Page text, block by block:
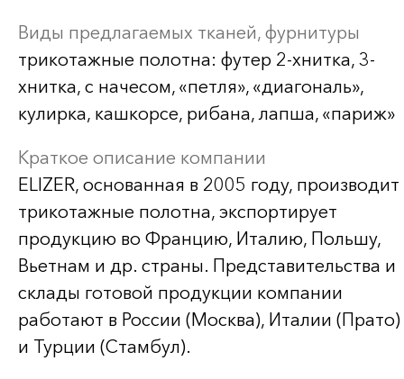
Виды предлагаемых тканей, фурнитуры
трикотажные полотна: футер 2-хнитка, 3-
хнитка, с начесом, «петля», «диагональ»,
кулирка, кашкорсе, рибана, лапша, «париж»
Краткое описание компании
ELIZER, основанная в 2005 году, производит
трикотажные полотна, экспортирует
продукцию во Францию, Италию, Польшу,
Вьетнам и др. страны. Представительства и
склады готовой продукции компании
работают в России (Москва), Италии (Прато)
и Турции (Стамбул).